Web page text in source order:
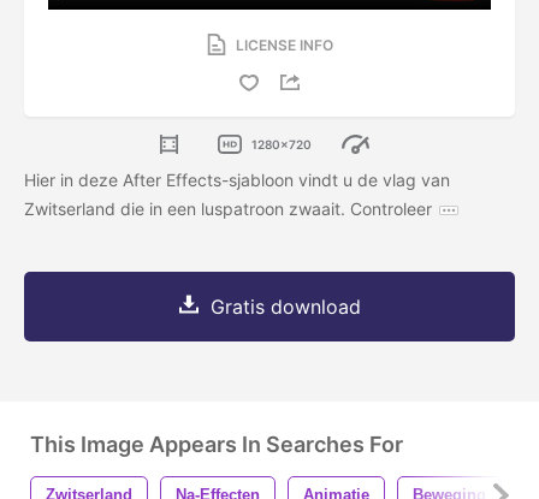
LICENSE INFO
1280x720
Hier in deze After Effects-sjabloon vindt u de vlag van
Zwitserland die in een luspatroon zwaait. Controleer
Gratis download
This Image Appears In Searches For
Zwitserland Na-Effecten Animatie Beweging